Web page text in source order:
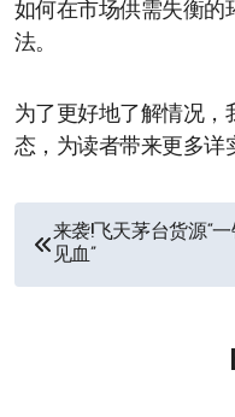
如何在市场供需失衡的
法。
为了更好地了解情况，
态，为读者带来更多详
文
章
来袭!飞天茅台货源“
见血”